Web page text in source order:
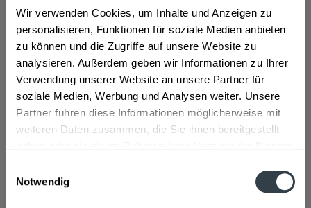
Wir verwenden Cookies, um Inhalte und Anzeigen zu
personalisieren, Funktionen für soziale Medien anbieten
zu können und die Zugriffe auf unsere Website zu
analysieren. Außerdem geben wir Informationen zu Ihrer
Verwendung unserer Website an unsere Partner für
soziale Medien, Werbung und Analysen weiter. Unsere
Partner führen diese Informationen möglicherweise mit
weiteren Daten zusammen, die Sie ihnen bereitgestellt
Notwendig
In denWarenkorb
Artikel-Nr.:
30785
Verfügbar in:
Beschreibung
mehr
Barrique gereift 0,75l"